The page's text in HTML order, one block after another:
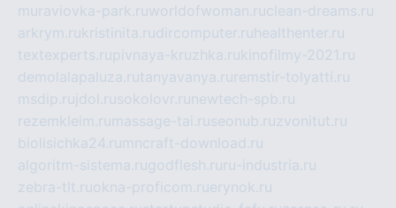
muraviovka-park.ruworldofwoman.ruclean-dreams.ru
arkrym.rukristinita.rudircomputer.ru healthenter.ru
textexperts.rupivnaya-kruzhka.rukinofilmy-2021.ru
demolalapaluza.rutanyavanya.ru remstir-tolyatti.ru
msdip.ru jdol.rusokolovr.ru newtech-spb.ru
rezemkleim.ru massage-tai.ruseonub.ruzvonitut.ru
biolisichka24.ru mncraft-download.ru
algoritm-sistema.rugodflesh.ru ru-industria.ru
zebra-tlt.ruokna-proficom.ruerynok.ru